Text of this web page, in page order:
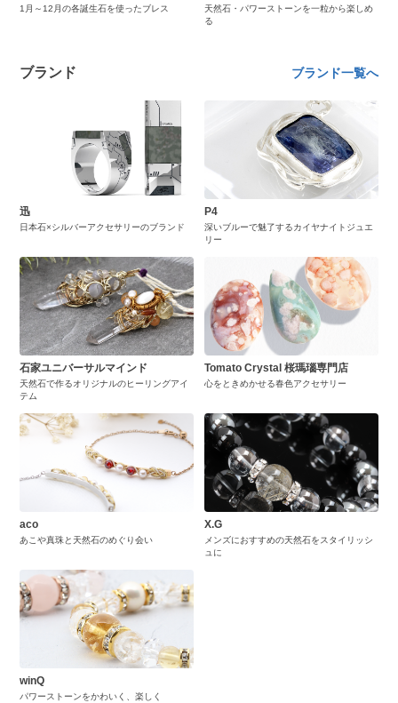
1月～12月の各誕生石を使ったブレス
天然石・パワーストーンを一粒から楽しめ
る
ブランド ブランド一覧へ
迅
日本石×シルバーアクセサリーのブランド
P4
深いブルーで魅了するカイヤナイトジュエ
リー
石家ユニバーサルマインド
天然石で作るオリジナルのヒーリングアイ
テム
Tomato Crystal 桜瑪瑙専門店
心をときめかせる春色アクセサリー
aco
あこや真珠と天然石のめぐり会い
X.G
メンズにおすすめの天然石をスタイリッシ
ュに
winQ
パワーストーンをかわいく、楽しく